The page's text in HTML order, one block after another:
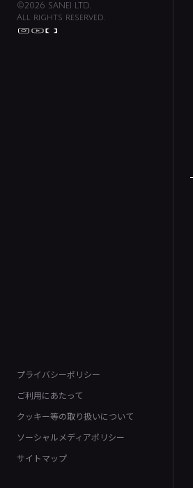
©2026 SANEI LTD.
All rights reserved.
プライバシーポリシー
ご利用にあたって
クッキー等の取り扱いについて
ソーシャルメディアポリシー
サイトマップ